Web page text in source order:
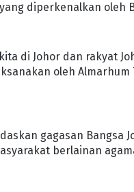
diperkenalkan oleh
di Johor dan rakyat
oleh
gagasan Bangsa
berlainan